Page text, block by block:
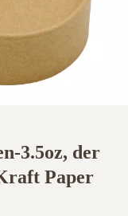
3.5oz, der
Paper